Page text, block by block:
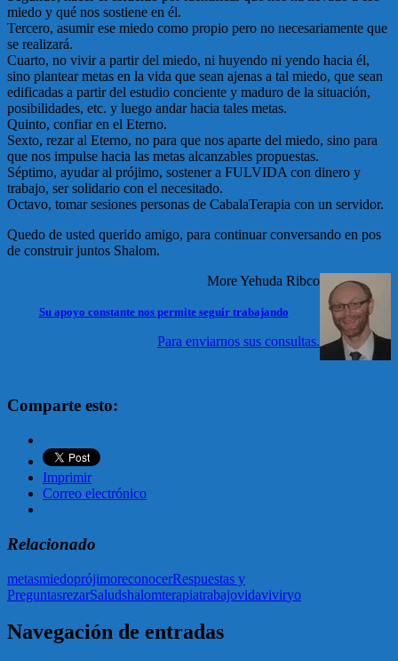
miedo y qué nos sostiene en él.
Tercero, asumir ese miedo como propio pero no necesariamente que
se realizará.
Cuarto, no vivir a partir del miedo, ni huyendo ni yendo hacia él,
sino plantear metas en la vida que sean ajenas a tal miedo, que sean
edificadas a partir del estudio conciente y maduro de la situación,
posibilidades, etc. y luego andar hacia tales metas.
Quinto, confiar en el Eterno.
Sexto, rezar al Eterno, no para que nos aparte del miedo, sino para
que nos impulse hacia las metas alcanzables propuestas.
Séptimo, ayudar al prójimo, sostener a FULVIDA con dinero y
trabajo, ser solidario con el necesitado.
Octavo, tomar sesiones personas de CabalaTerapia con un servidor.
Quedo de usted querido amigo, para continuar conversando en pos
de construir juntos Shalom.
More Yehuda Ribco
Su apoyo constante nos permite seguir trabajando
Para enviarnos sus consultas.
Comparte esto:
Imprimir
Correo electrónico
Relacionado
metasmiedoprójimoreconocerRespuestas y
PreguntasrezarSaludshalomterapiatrabajovidaviviryo
Navegación de entradas